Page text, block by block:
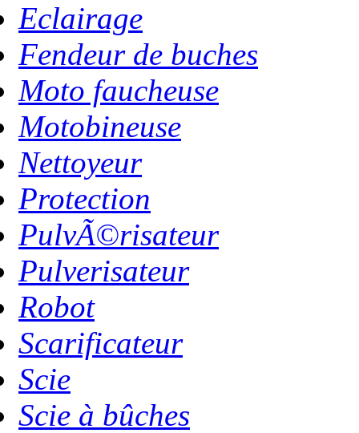
Eclairage
Fendeur de buches
Moto faucheuse
Motobineuse
Nettoyeur
Protection
PulvÃ©risateur
Pulverisateur
Robot
Scarificateur
Scie
Scie à bûches